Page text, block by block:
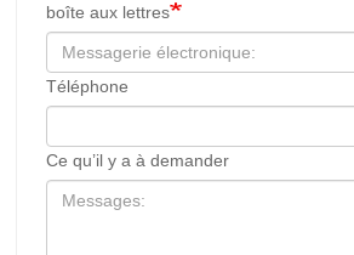
boîte aux lettres
Téléphone
Ce qu’il y a à demander